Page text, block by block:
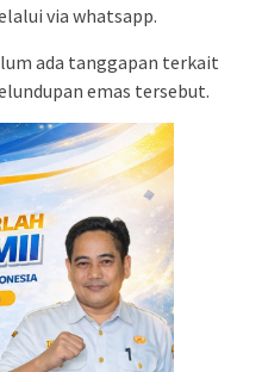
via whatsapp.
ada tanggapan terkait
emas tersebut.